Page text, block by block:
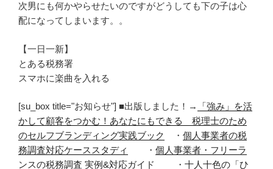
次男にも何かやらせたいのですがどうしても下の子は心
配になってしまいます。。
【一日一新】
とある税務署
スマホに楽曲を入れる
[su_box title="お知らせ"] ■出版しました！→
「強み」を活
かして顧客をつかむ！あなたにもできる 税理士のため
のセルフブランディング実践ブック
・ 個人事業者の税
務調査対応ケーススタディ
・ 個人事業者・フリーラ
ンスの税務調査 実例&対応ガイド
・ 十人十色の「ひ